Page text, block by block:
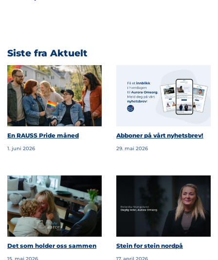
Siste fra Aktuelt
En RAUSS Pride måned
1. juni 2026
Abboner på vårt nyhetsbrev!
29. mai 2026
Det som holder oss sammen
15. mai 2026
Stein for stein nordpå
17. april 2026